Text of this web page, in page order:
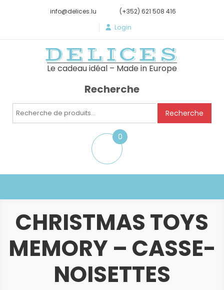
info@delices.lu (+352) 621 508 416
Login
DELICES
Le cadeau idéal – Made in Europe
Recherche
Recherche
Recherche
0
item
CHRISTMAS TOYS
MEMORY – CASSE-
NOISETTES